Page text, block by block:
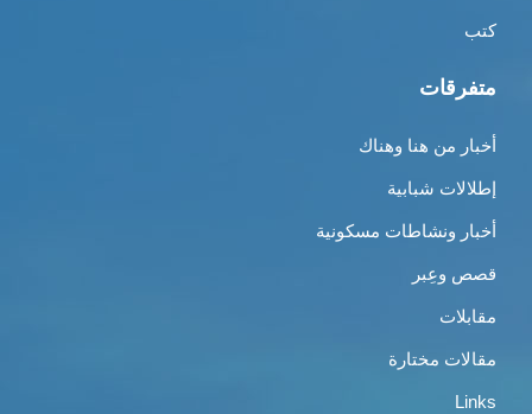
كتب
متفرقات
أخبار من هنا وهناك
إطلالات شبابية
أخبار ونشاطات مسكونية
قصص وعِبر
مقابلات
مقالات مختارة
Links